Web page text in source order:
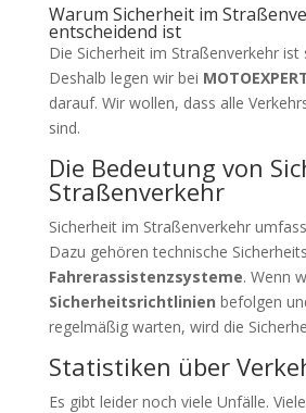
Warum Sicherheit im
entscheidend ist
Die Sicherheit im Straßenverkehr ist
Deshalb legen wir bei
darauf. Wir wollen, dass alle
sind.
Die Bedeutung von
Straßenverkehr
Sicherheit im Straßenverkehr
Dazu gehören technische
Fahrerassistenzsysteme. Wenn
Sicherheitsrichtlinien befolgen
regelmäßig warten, wird die
Statistiken über
Es gibt leider noch viele Unfälle.